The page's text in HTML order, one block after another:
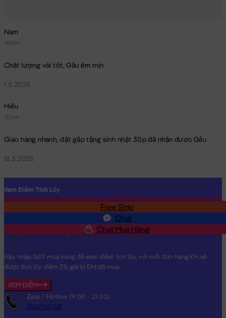
Nam
40cm
Chất lượng vải tốt, Gấu êm mịn
1.5.2025
Hiếu
50cm
Giao hàng nhanh, đặt gấp tặng sinh nhật 30p đã nhận được Gấu
16.3.2025
Free Ship
Chat
Chat Mua Hàng
Xem Điểm Tích Lũy
Hãy nhập SĐT mua hàng để xem điểm tích lũy, với mỗi đơn hàng KH sẽ
được tích lũy điểm 3% giá trị ĐH đã mua
XEM ĐIỂM
Zalo / Hotline (9:00 - 21:30)
0967110738